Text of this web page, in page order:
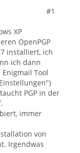
#1
XP
OpenPGP
installiert, ich
ich dann
Tool
PGP in der
immer
von
Irgendwas